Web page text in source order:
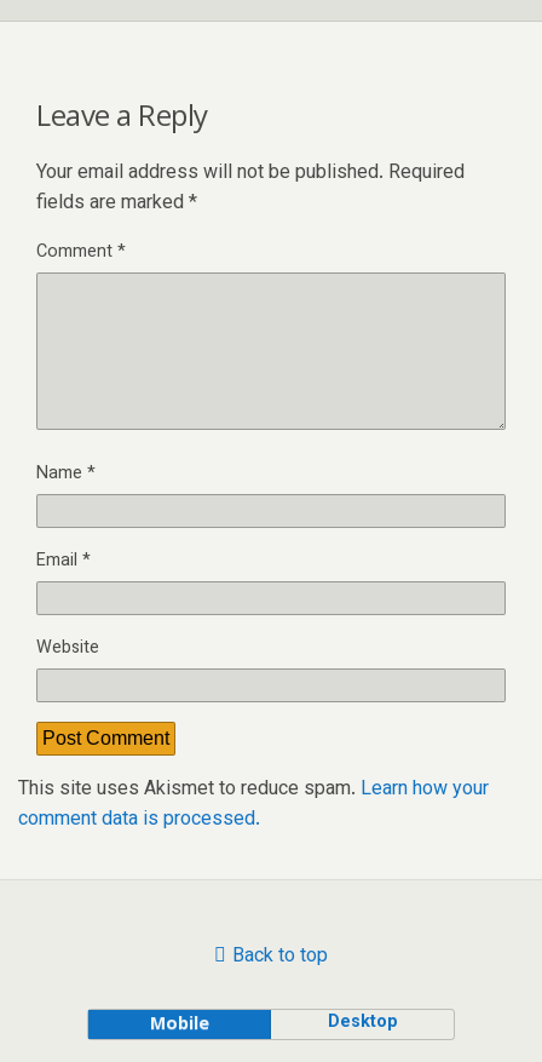
Leave a Reply
Your email address will not be published. Required
fields are marked *
Comment*
Name *
Email *
Website
This site uses Akismet to reduce spam. Learn how your
comment data is processed.
Back to top
Mobile Desktop